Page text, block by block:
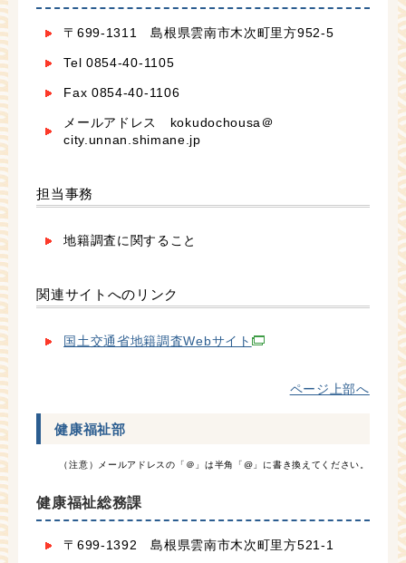
〒699-1311 島根県雲南市木次町里方952-5
Tel 0854-40-1105
Fax 0854-40-1106
メールアドレス kokudochousa＠
city.unnan.shimane.jp
担当事務
地籍調査に関すること
関連サイトへのリンク
国土交通省地籍調査Webサイト
ページ上部へ
健康福祉部
（注意）メールアドレスの「＠」は半角「@」に書き換えてください。
健康福祉総務課
〒699-1392 島根県雲南市木次町里方521-1